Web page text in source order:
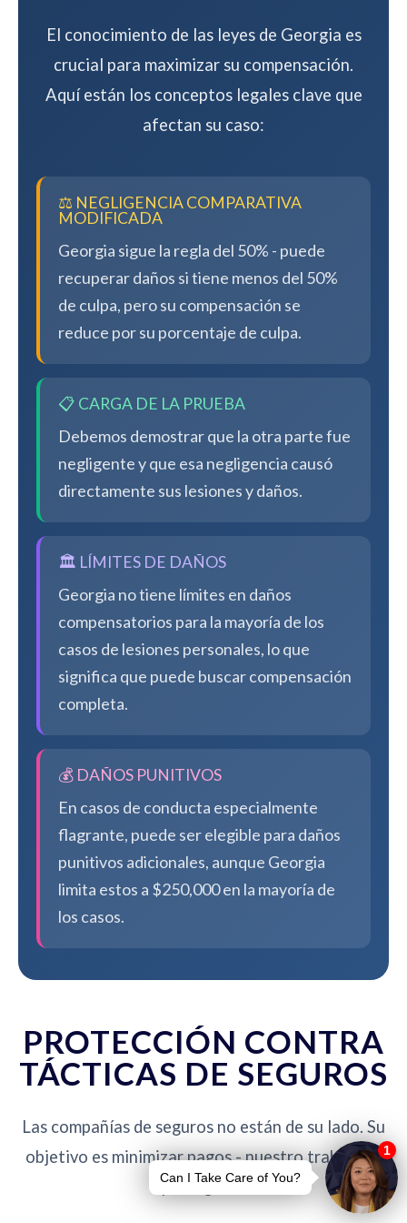
El conocimiento de las leyes de Georgia es
crucial para maximizar su compensación.
Aquí están los conceptos legales clave que
afectan su caso:
⚖️ NEGLIGENCIA COMPARATIVA
MODIFICADA
Georgia sigue la regla del 50% - puede
recuperar daños si tiene menos del 50%
de culpa, pero su compensación se
reduce por su porcentaje de culpa.
📋 CARGA DE LA PRUEBA
Debemos demostrar que la otra parte fue
negligente y que esa negligencia causó
directamente sus lesiones y daños.
🏛️ LÍMITES DE DAÑOS
Georgia no tiene límites en daños
compensatorios para la mayoría de los
casos de lesiones personales, lo que
significa que puede buscar compensación
completa.
💰 DAÑOS PUNITIVOS
En casos de conducta especialmente
flagrante, puede ser elegible para daños
punitivos adicionales, aunque Georgia
limita estos a $250,000 en la mayoría de
los casos.
PROTECCIÓN CONTRA
TÁCTICAS DE SEGUROS
Las compañías de seguros no están de su lado. Su
objetivo es minimizar pagos - nuestro trabajo es
protegerlo.